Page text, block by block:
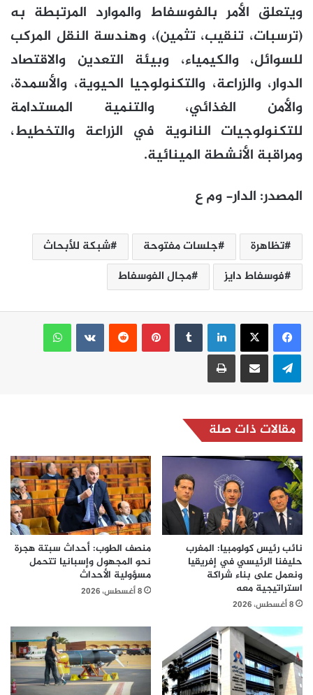
ويتعلق الأمر بالفوسفاط والموارد المرتبطة به
(ترسبات، تنقيب، تثمين)، وهندسة النقل المركب
للسوائل، والكيمياء، وبيئة التعدين والاقتصاد
الدوار، والزراعة، والتكنولوجيا الحيوية، والأسمدة،
والأمن الغذائي، والتنمية المستدامة
للتكنولوجيات النانوية في الزراعة والتخطيط،
ومراقبة الأنشطة المينائية.
المصدر: الدار- وم ع
تظاهرة جلسات مفتوحة
شبكة للأبحاث
فوسفاط دايز
مجال الفوسفاط
لينكدإن بينتيريست
واتساب
تيلقرام مشاركة عبر البريد طباعة
مقالات ذات صلة
نائب رئيس كولومبيا: المغرب
حليفنا الرئيسي في إفريقيا
ونعمل على بناء شراكة
استراتيجية معه
8 أغسطس، 2026
منصف الطوب: أحداث سبتة هجرة
نحو المجهول وإسبانيا تتحمل
مسؤولية الأحداث
8 أغسطس، 2026